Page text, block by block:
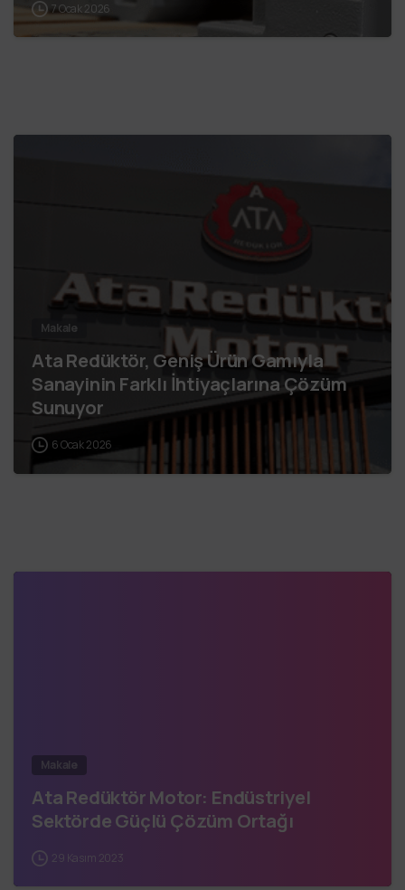
7 Ocak 2026
Makale
Ata Redüktör, Geniş Ürün Gamıyla
Sanayinin Farklı İhtiyaçlarına Çözüm
Sunuyor
6 Ocak 2026
Makale
Ata Redüktör Motor: Endüstriyel
Sektörde Güçlü Çözüm Ortağı
29 Kasım 2023